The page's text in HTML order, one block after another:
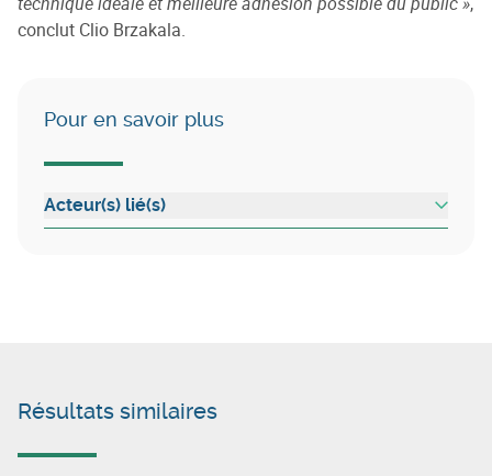
conclut Clio Brzakala.
Pour en savoir plus
Acteur(s) lié(s)
Résultats similaires